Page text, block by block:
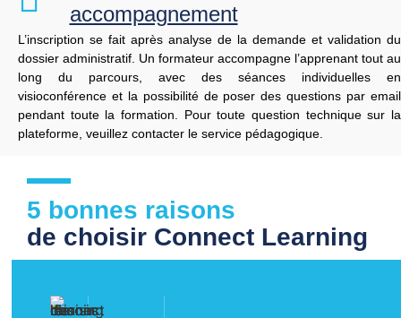
accompagnement
L’inscription se fait après analyse de la demande et validation du
dossier administratif. Un formateur accompagne l’apprenant tout au
long du parcours, avec des séances individuelles en
visioconférence et la possibilité de poserdesquestions paremail
pendant toute laformation. Pour toute question technique sur la
plateforme, veuillez contacter le service pédagogique.
5 bonnes raisons
de choisir Connect Learning